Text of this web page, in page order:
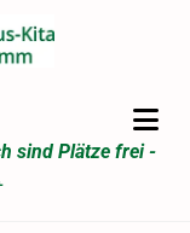
sind Plätze frei -